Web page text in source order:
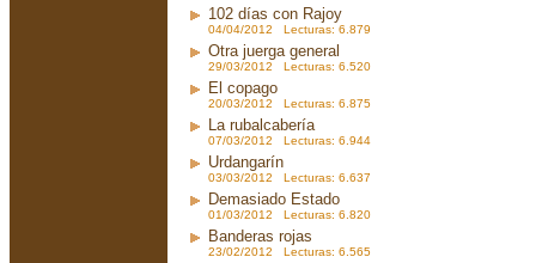
102 días con Rajoy
04/04/2012 Lecturas: 6.879
Otra juerga general
29/03/2012 Lecturas: 6.520
El copago
20/03/2012 Lecturas: 6.875
La rubalcabería
07/03/2012 Lecturas: 6.944
Urdangarín
03/03/2012 Lecturas: 6.637
Demasiado Estado
01/03/2012 Lecturas: 6.820
Banderas rojas
23/02/2012 Lecturas: 6.565